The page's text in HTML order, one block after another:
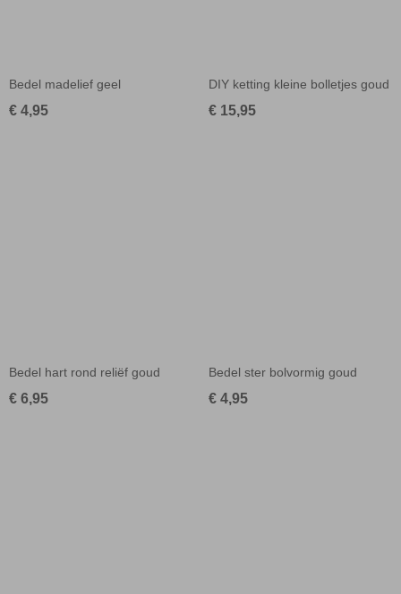
Bedel madelief geel
€ 4,95
DIY ketting kleine bolletjes goud
€ 15,95
Bedel hart rond reliëf goud
€ 6,95
Bedel ster bolvormig goud
€ 4,95